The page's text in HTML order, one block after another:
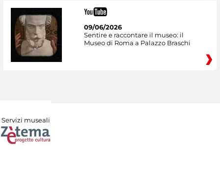
09/06/2026
Sentire e raccontare il museo: il
Museo di Roma a Palazzo Braschi
Servizi museali